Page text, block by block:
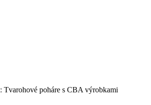
: Tvarohové poháre s CBA výrobkami